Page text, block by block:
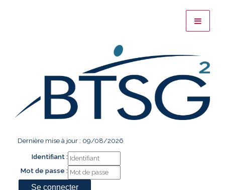
Dernière mise à jour : 09/08/2026
Identifiant :
Mot de passe :